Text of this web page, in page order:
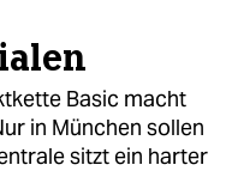
Basic macht
in München sollen
sitzt ein harter